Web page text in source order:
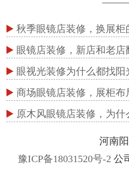
秋季眼镜店装修，换展
眼镜店装修，新店和老
眼视光装修为什么都找阳
商场眼镜店装修，展柜
原木风眼镜店装修，为
河南
豫ICP备18031520号-2 公